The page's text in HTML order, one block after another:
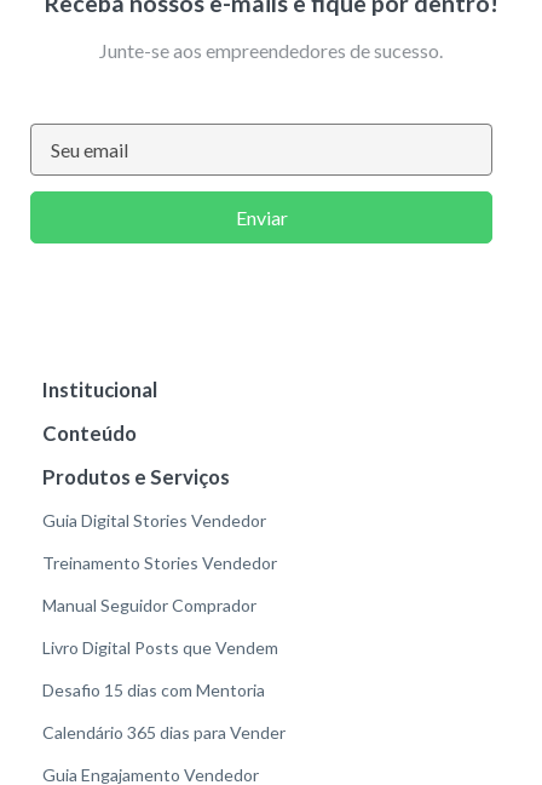
Junte-se aos empreendedores de sucesso.
Enviar
Institucional
Conteúdo
Produtos e Serviços
Guia Digital Stories Vendedor
Treinamento Stories Vendedor
Manual Seguidor Comprador
Livro Digital Posts que Vendem
Desafio 15 dias com Mentoria
Calendário 365 dias para Vender
Guia Engajamento Vendedor